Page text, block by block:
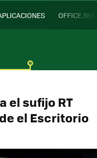
OFFICE 365
el sufijo RT
el Escritorio